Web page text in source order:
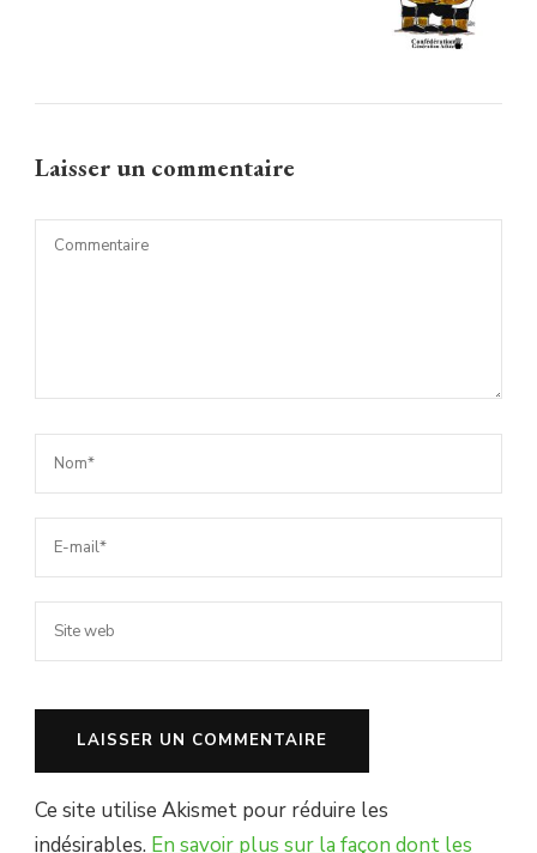
Laisser un commentaire
Ce site utilise Akismet pour réduire les
indésirables. En savoir plus sur la façon dont les